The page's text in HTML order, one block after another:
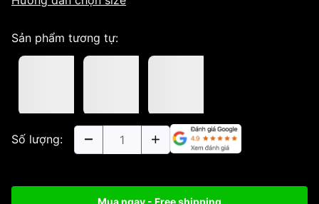
Sản phẩm tương tự:
Số lượng:
Mua ngay - Free shipping